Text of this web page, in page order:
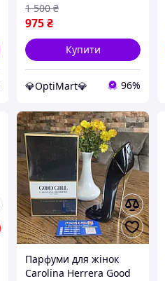
975₴
1 500 ₴
Купити
💎OptiMart💎 96%
Парфуми для жінок
Carolina Herrera Good